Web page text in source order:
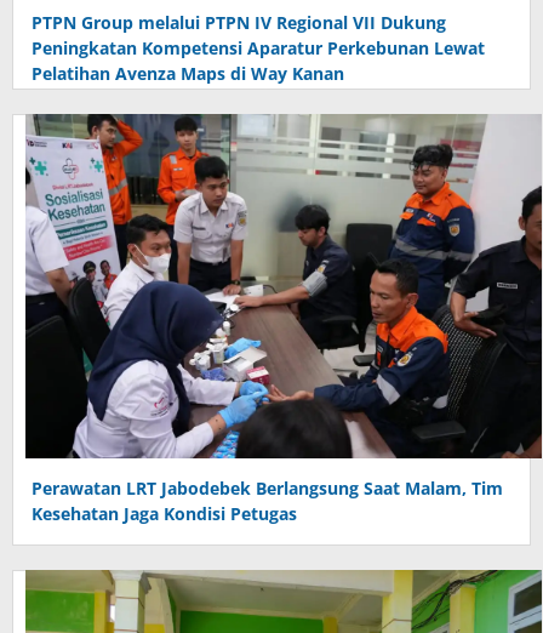
PTPN Group melalui PTPN IV Regional VII Dukung
Peningkatan Kompetensi Aparatur Perkebunan Lewat
Pelatihan Avenza Maps di Way Kanan
Perawatan LRT Jabodebek Berlangsung Saat Malam, Tim
Kesehatan Jaga Kondisi Petugas